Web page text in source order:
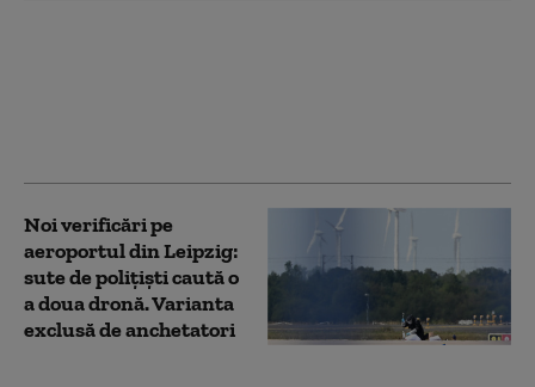
Noi verificări pe
aeroportul din Leipzig:
sute de polițiști caută o
a doua dronă. Varianta
exclusă de anchetatori